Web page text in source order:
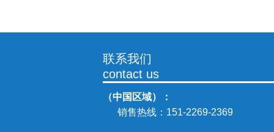
联系我们
contact us
（中国区域）：
销售热线： 151-2269-2369